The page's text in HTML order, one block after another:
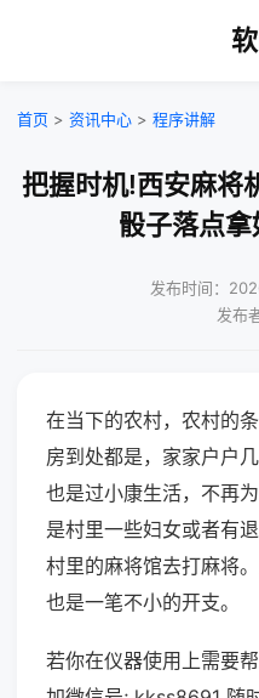
首页 > 资讯中心 > 程序讲解
把握时机!西安麻将
骰子落点
发布时间：
发布
在当下的农村，农村的
房到处都是，家家户户
也是过小康生活，不再
是村里一些妇女或者有
村里的麻将馆去打麻将
也是一笔不小的开支。
若你在仪器使用上需要